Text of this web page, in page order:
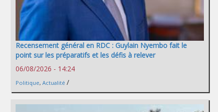
Recensement général en RDC : Guylain Nyembo fait le
point sur les préparatifs et les défis à relever
06/08/2026 - 14:24
Politique, Actualité /